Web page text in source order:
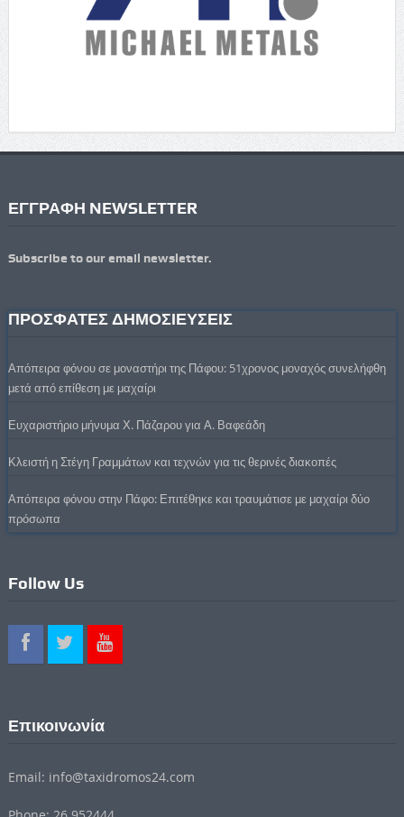
ΕΓΓΡΑΦΗ NEWSLETTER
Subscribe to our email newsletter.
ΠΡΟΣΦΑΤΕΣ ΔΗΜΟΣΙΕΥΣΕΙΣ
Απόπειρα φόνου σε μοναστήρι της Πάφου: 51χρονος μοναχός συνελήφθη
μετά από επίθεση με μαχαίρι
Ευχαριστήριο μήνυμα Χ. Πάζαρου για Α. Βαφεάδη
Κλειστή η Στέγη Γραμμάτων και τεχνών για τις θερινές διακοπές
Απόπειρα φόνου στην Πάφο: Επιτέθηκε και τραυμάτισε με μαχαίρι δύο
πρόσωπα
Follow Us
Επικοινωνία
Email: info@taxidromos24.com